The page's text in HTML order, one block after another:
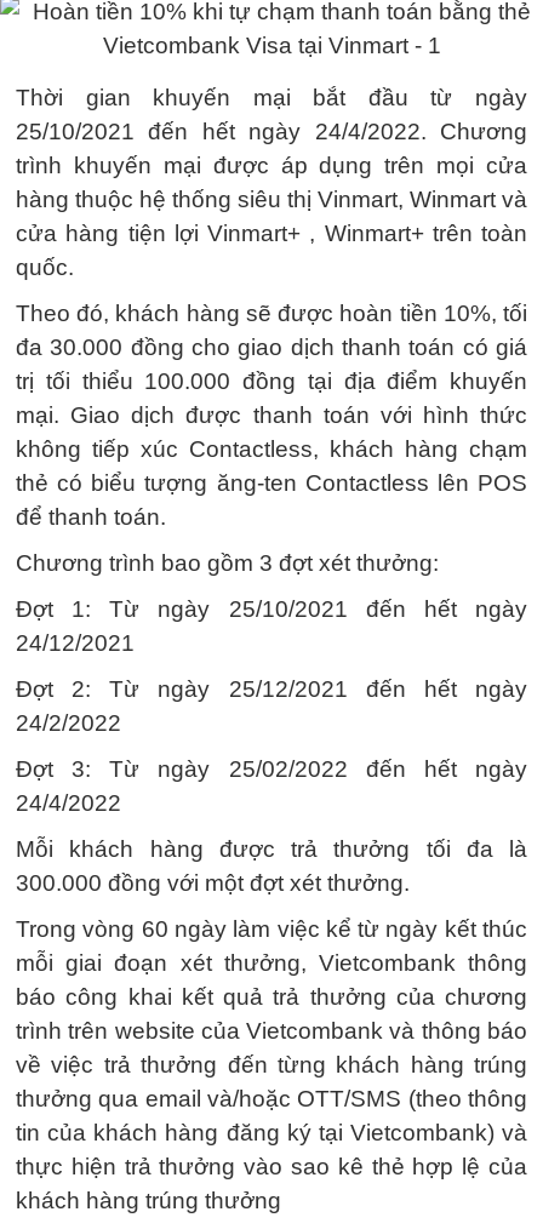
Thời gian khuyến mại bắt đầu từ ngày
25/10/2021 đến hết ngày 24/4/2022. Chương
trình khuyến mại được áp dụng trên mọi cửa
hàng thuộc hệ thống siêu thị Vinmart, Winmart và
cửa hàng tiện lợi Vinmart+ , Winmart+ trên toàn
quốc.
Theo đó, khách hàng sẽ được hoàn tiền 10%, tối
đa 30.000 đồng cho giao dịch thanh toán có giá
trị tối thiểu 100.000 đồng tại địa điểm khuyến
mại. Giao dịch được thanh toán với hình thức
không tiếp xúc Contactless, khách hàng chạm
thẻ có biểu tượng ăng-ten Contactless lên POS
để thanh toán.
Chương trình bao gồm 3 đợt xét thưởng:
Đợt 1: Từ ngày 25/10/2021 đến hết ngày
24/12/2021
Đợt 2: Từ ngày 25/12/2021 đến hết ngày
24/2/2022
Đợt 3: Từ ngày 25/02/2022 đến hết ngày
24/4/2022
Mỗi khách hàng được trả thưởng tối đa là
300.000 đồng với một đợt xét thưởng.
Trong vòng 60 ngày làm việc kể từ ngày kết thúc
mỗi giai đoạn xét thưởng, Vietcombank thông
báo công khai kết quả trả thưởng của chương
trình trên website của Vietcombank và thông báo
về việc trả thưởng đến từng khách hàng trúng
thưởng qua email và/hoặc OTT/SMS (theo thông
tin của khách hàng đăng ký tại Vietcombank) và
thực hiện trả thưởng vào sao kê thẻ hợp lệ của
khách hàng trúng thưởng